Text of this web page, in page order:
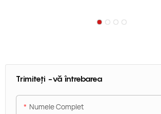
Trimiteți -vă întrebarea
Numele Complet